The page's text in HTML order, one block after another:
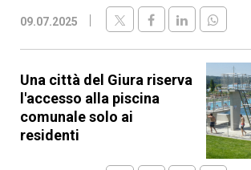
09.07.2025
Una città del Giura riserva
l'accesso alla piscina
comunale solo ai
residenti